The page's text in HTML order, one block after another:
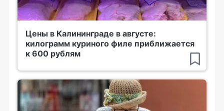
Цены в Калининграде в августе:
килограмм куриного филе приближается
к 600 рублям